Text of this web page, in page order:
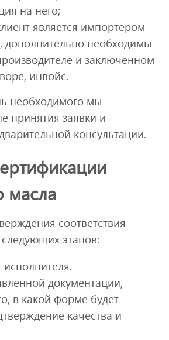
на него;
является импортером
дополнительно необходимы
и заключенном
инвойс.
необходимого мы
принятия заявки и
консультации.
масла
соответствия
следующих этапов:
документации,
в какой форме будет
качества и